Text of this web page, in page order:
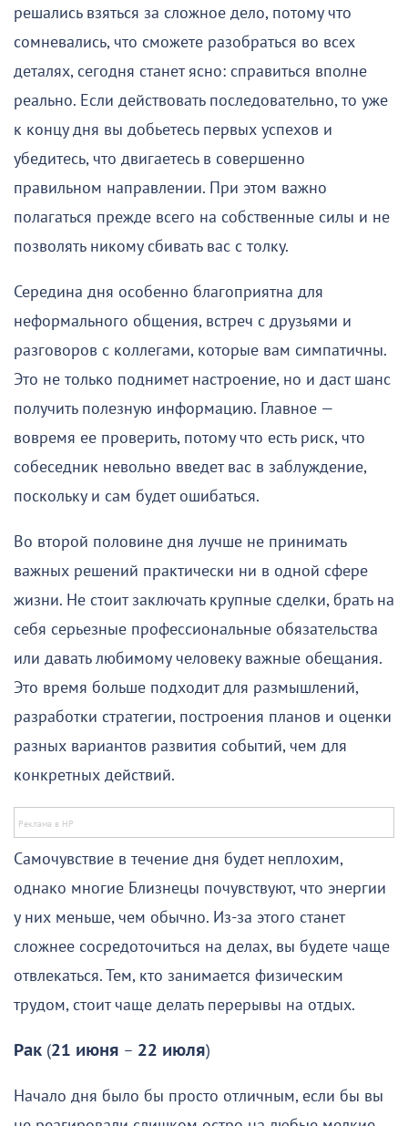
решались взяться за сложное дело, потому что
сомневались, что сможете разобраться во всех
деталях, сегодня станет ясно: справиться вполне
реально. Если действовать последовательно, то уже
к концу дня вы добьетесь первых успехов и
убедитесь, что двигаетесь в совершенно
правильном направлении. При этом важно
полагаться прежде всего на собственные силы и не
позволять никому сбивать вас с толку.
Середина дня особенно благоприятна для
неформального общения, встреч с друзьями и
разговоров с коллегами, которые вам симпатичны.
Это не только поднимет настроение, но и даст шанс
получить полезную информацию. Главное —
вовремя ее проверить, потому что есть риск, что
собеседник невольно введет вас в заблуждение,
поскольку и сам будет ошибаться.
Во второй половине дня лучше не принимать
важных решений практически ни в одной сфере
жизни. Не стоит заключать крупные сделки, брать на
себя серьезные профессиональные обязательства
или давать любимому человеку важные обещания.
Это время больше подходит для размышлений,
разработки стратегии, построения планов и оценки
разных вариантов развития событий, чем для
конкретных действий.
Самочувствие в течение дня будет неплохим,
однако многие Близнецы почувствуют, что энергии
у них меньше, чем обычно. Из-за этого станет
сложнее сосредоточиться на делах, вы будете чаще
отвлекаться. Тем, кто занимается физическим
трудом, стоит чаще делать перерывы на отдых.
Рак (21 июня – 22 июля)
Начало дня было бы просто отличным, если бы вы